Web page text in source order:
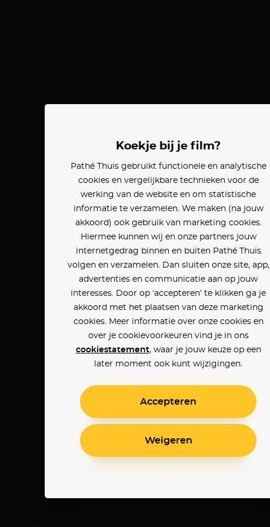
Koekje bij je film?
Pathé Thuis gebruikt functionele en analytische
cookies en vergelijkbare technieken voor de
werking van de website en om statistische
informatie te verzamelen. We maken (na jouw
akkoord) ook gebruik van marketing cookies.
Hiermee kunnen wij en onze partners jouw
internetgedrag binnen en buiten Pathé Thuis
volgen en verzamelen. Dan sluiten onze site, app,
advertenties en communicatie aan op jouw
interesses. Door op ‘accepteren’ te klikken ga je
akkoord met het plaatsen van deze marketing
cookies. Meer informatie over onze cookies en
over je cookievoorkeuren vind je in ons
cookiestatement, waar je jouw keuze op een
later moment ook kunt wijzigingen.
Accepteren
Weigeren